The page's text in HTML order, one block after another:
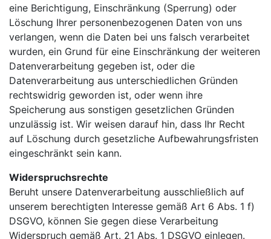
eine Berichtigung, Einschränkung (Sperrung) oder
Löschung Ihrer personenbezogenen Daten von uns
verlangen, wenn die Daten bei uns falsch verarbeitet
wurden, ein Grund für eine Einschränkung der weiteren
Datenverarbeitung gegeben ist, oder die
Datenverarbeitung aus unterschiedlichen Gründen
rechtswidrig geworden ist, oder wenn ihre
Speicherung aus sonstigen gesetzlichen Gründen
unzulässig ist. Wir weisen darauf hin, dass Ihr Recht
auf Löschung durch gesetzliche Aufbewahrungsfristen
eingeschränkt sein kann.
Widerspruchsrechte
Beruht unsere Datenverarbeitung ausschließlich auf
unserem berechtigten Interesse gemäß Art 6 Abs. 1 f)
DSGVO, können Sie gegen diese Verarbeitung
Widerspruch gemäß Art. 21 Abs. 1 DSGVO einlegen.